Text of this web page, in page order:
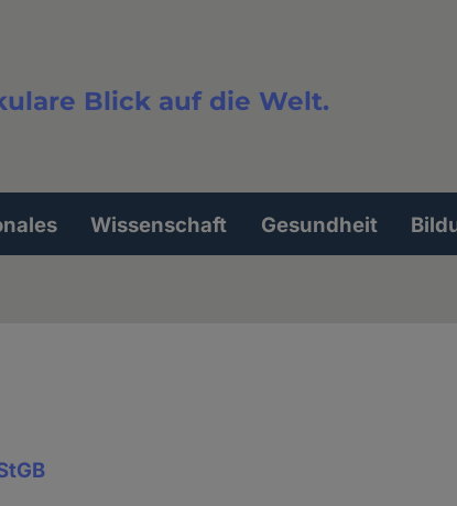
Blick auf die Welt.
Wissenschaft Gesundheit